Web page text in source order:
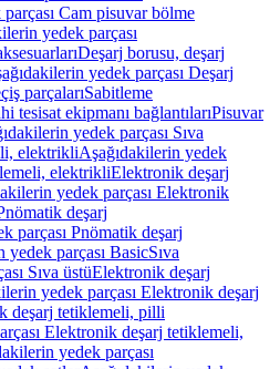
Cam pisuvar bölme
yedek parçası
Deşarj borusu, deşarj
yedek parçası Deşarj
parçalarıSabitleme
tesisat ekipmanı bağlantılarıPisuvar
yedek parçası Sıva
elektrikliAşağıdakilerin yedek
elektrikliElektronik deşarj
yedek parçası Elektronik
deşarj
parçası Pnömatik deşarj
yedek parçası BasicSıva
Sıva üstüElektronik deşarj
yedek parçası Elektronik deşarj
deşarj tetiklemeli, pilli
Elektronik deşarj tetiklemeli,
yedek parçası